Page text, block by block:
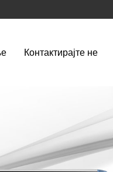
Контактирајте не